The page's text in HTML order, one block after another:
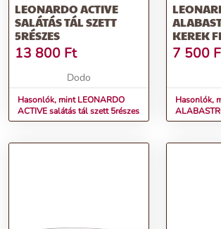
LEONARDO ACTIVE
SALÁTÁS TÁL SZETT
5RÉSZES
13 800 Ft
Dodo
Hasonlók, mint LEONARDO
ACTIVE salátás tál szett 5részes
KEREK
7 500
Hasonlók,
fehér